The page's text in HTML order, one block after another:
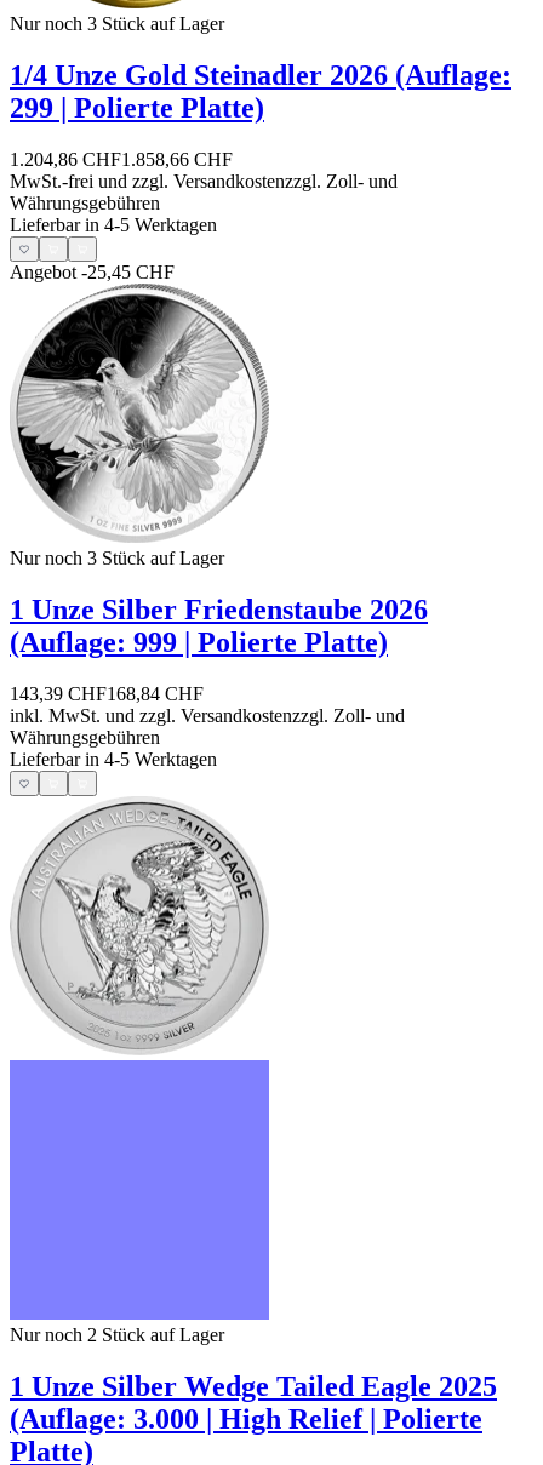
Nur noch 3 Stück auf Lager
1/4 Unze Gold Steinadler 2026 (Auflage:
299 | Polierte Platte)
1.204,86 CHF1.858,66 CHF
MwSt.-frei und zzgl. Versandkostenzzgl. Zoll- und
Währungsgebühren
Lieferbar in 4-5 Werktagen
Angebot -25,45 CHF
Nur noch 3 Stück auf Lager
1 Unze Silber Friedenstaube 2026
(Auflage: 999 | Polierte Platte)
143,39 CHF168,84 CHF
inkl. MwSt. und zzgl. Versandkostenzzgl. Zoll- und
Währungsgebühren
Lieferbar in 4-5 Werktagen
Nur noch 2 Stück auf Lager
1 Unze Silber Wedge Tailed Eagle 2025
(Auflage: 3.000 | High Relief | Polierte
Platte)